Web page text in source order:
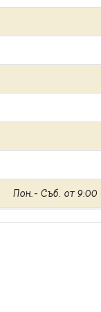
Пон.- Съб. от 9:00